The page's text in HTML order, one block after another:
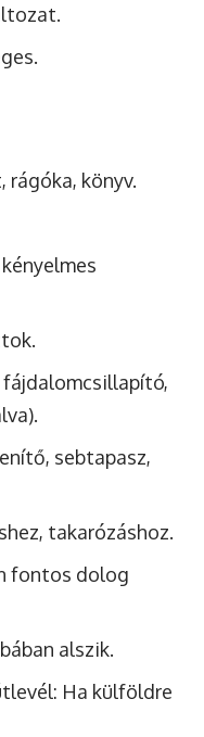
rágóka, könyv.
fájdalomcsillapító,
sebtapasz,
takarózáshoz.
fontos dolog
alszik.
Ha külföldre